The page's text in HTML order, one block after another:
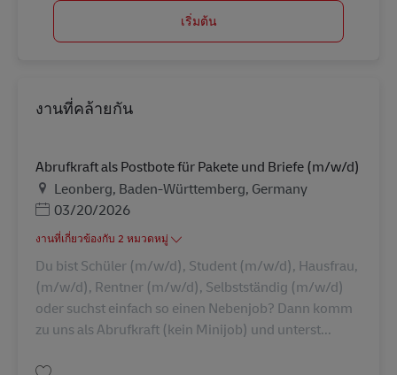
เริ่มต้น
งานที่คล้ายกัน
Abrufkraft als Postbote für Pakete und Briefe (m/w/d)
สถานที่
Leonberg, Baden-Württemberg, Germany
Posted Date
03/20/2026
งานที่เกี่ยวข้องกับ 2 หมวดหมู่
Du bist Schüler (m/w/d), Student (m/w/d), Hausfrau,
(m/w/d), Rentner (m/w/d), Selbstständig (m/w/d)
oder suchst einfach so einen Nebenjob? Dann komm
zu uns als Abrufkraft (kein Minijob) und unterst...